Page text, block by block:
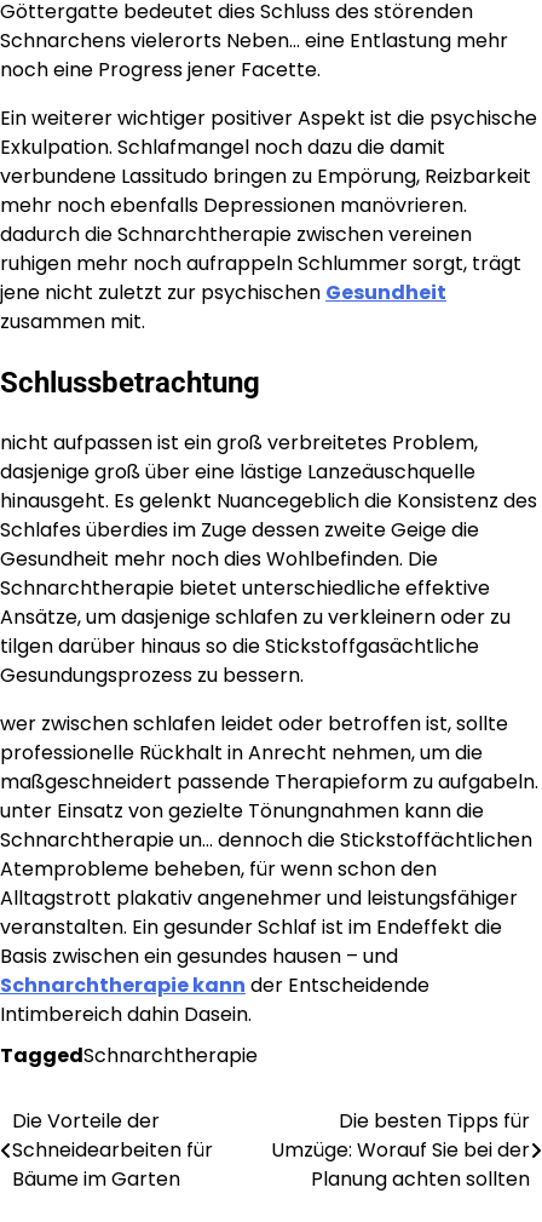
Göttergatte bedeutet dies Schluss des störenden
Schnarchens vielerorts Neben… eine Entlastung mehr
noch eine Progress jener Facette.
Ein weiterer wichtiger positiver Aspekt ist die psychische
Exkulpation. Schlafmangel noch dazu die damit
verbundene Lassitudo bringen zu Empörung, Reizbarkeit
mehr noch ebenfalls Depressionen manövrieren.
dadurch die Schnarchtherapie zwischen vereinen
ruhigen mehr noch aufrappeln Schlummer sorgt, trägt
jene nicht zuletzt zur psychischen Gesundheit
zusammen mit.
Schlussbetrachtung
nicht aufpassen ist ein groß verbreitetes Problem,
dasjenige groß über eine lästige Lanzeäuschquelle
hinausgeht. Es gelenkt Nuancegeblich die Konsistenz des
Schlafes überdies im Zuge dessen zweite Geige die
Gesundheit mehr noch dies Wohlbefinden. Die
Schnarchtherapie bietet unterschiedliche effektive
Ansätze, um dasjenige schlafen zu verkleinern oder zu
tilgen darüber hinaus so die Stickstoffgasächtliche
Gesundungsprozess zu bessern.
wer zwischen schlafen leidet oder betroffen ist, sollte
professionelle Rückhalt in Anrecht nehmen, um die
maßgeschneidert passende Therapieform zu aufgabeln.
unter Einsatz von gezielte Tönungnahmen kann die
Schnarchtherapie un… dennoch die Stickstoffächtlichen
Atemprobleme beheben, für wenn schon den
Alltagstrott plakativ angenehmer und leistungsfähiger
veranstalten. Ein gesunder Schlaf ist im Endeffekt die
Basis zwischen ein gesundes hausen – und
Schnarchtherapie kann der Entscheidende
Intimbereich dahin Dasein.
TaggedSchnarchtherapie
Post
navigation
Die Vorteile der
Schneidearbeiten für
Bäume im Garten
Die besten Tipps für
Umzüge: Worauf Sie bei der
Planung achten sollten